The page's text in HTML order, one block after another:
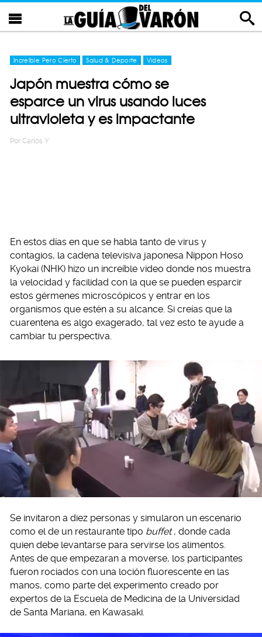
Increíble Pero Cierto Salud & Deporte Videos
Japón muestra cómo se
esparce un virus usando luces
ultravioleta y es impactante
Por Carlos Y
En estos días en que se habla tanto de virus y
contagios, la cadena televisiva japonesa Nippon Hoso
Kyokai (NHK) hizo un increíble video donde nos muestra
la velocidad y facilidad con la que se pueden esparcir
estos gérmenes microscópicos y entrar en los
organismos que estén a su alcance. Si creías que la
cuarentena es algo exagerado, tal vez esto te ayude a
cambiar tu perspectiva.
Se invitaron a diez personas y simularon un escenario
como el de un restaurante tipo buffet , donde cada
quien debe levantarse para servirse los alimentos.
Antes de que empezaran a moverse, los participantes
fueron rociados con una loción fluorescente en las
manos, como parte del experimento creado por
expertos de la Escuela de Medicina de la Universidad
de Santa Mariana, en Kawasaki.